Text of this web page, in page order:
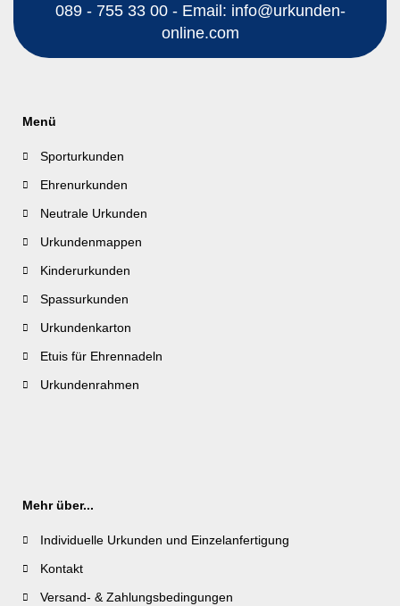
089 - 755 33 00 - Email: info@urkunden-
online.com
Menü
Sporturkunden
Ehrenurkunden
Neutrale Urkunden
Urkundenmappen
Kinderurkunden
Spassurkunden
Urkundenkarton
Etuis für Ehrennadeln
Urkundenrahmen
Mehr über...
Individuelle Urkunden und Einzelanfertigung
Kontakt
Versand- & Zahlungsbedingungen